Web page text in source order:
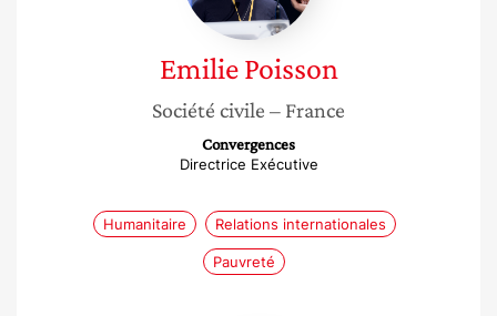
Emilie Poisson
Société civile – France
Convergences
Directrice Exécutive
Humanitaire Relations internationales
Pauvreté